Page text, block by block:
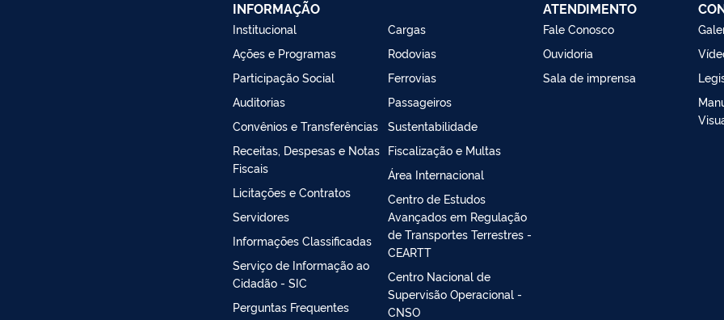
INFORMAÇÃO
Institucional
Ações e Programas
Participação Social
Auditorias
Convênios e Transferências
Receitas, Despesas e Notas
Fiscais
Licitações e Contratos
Servidores
Informações Classificadas
Serviço de Informação ao
Cidadão - SIC
Perguntas Frequentes
Cargas
Rodovias
Ferrovias
Passageiros
Sustentabilidade
Fiscalização e Multas
Área Internacional
Centro de Estudos
Avançados em Regulação
de Transportes Terrestres -
CEARTT
Centro Nacional de
Supervisão Operacional -
CNSO
ATENDIMENTO
Fale Conosco
Ouvidoria
Sala de imprensa